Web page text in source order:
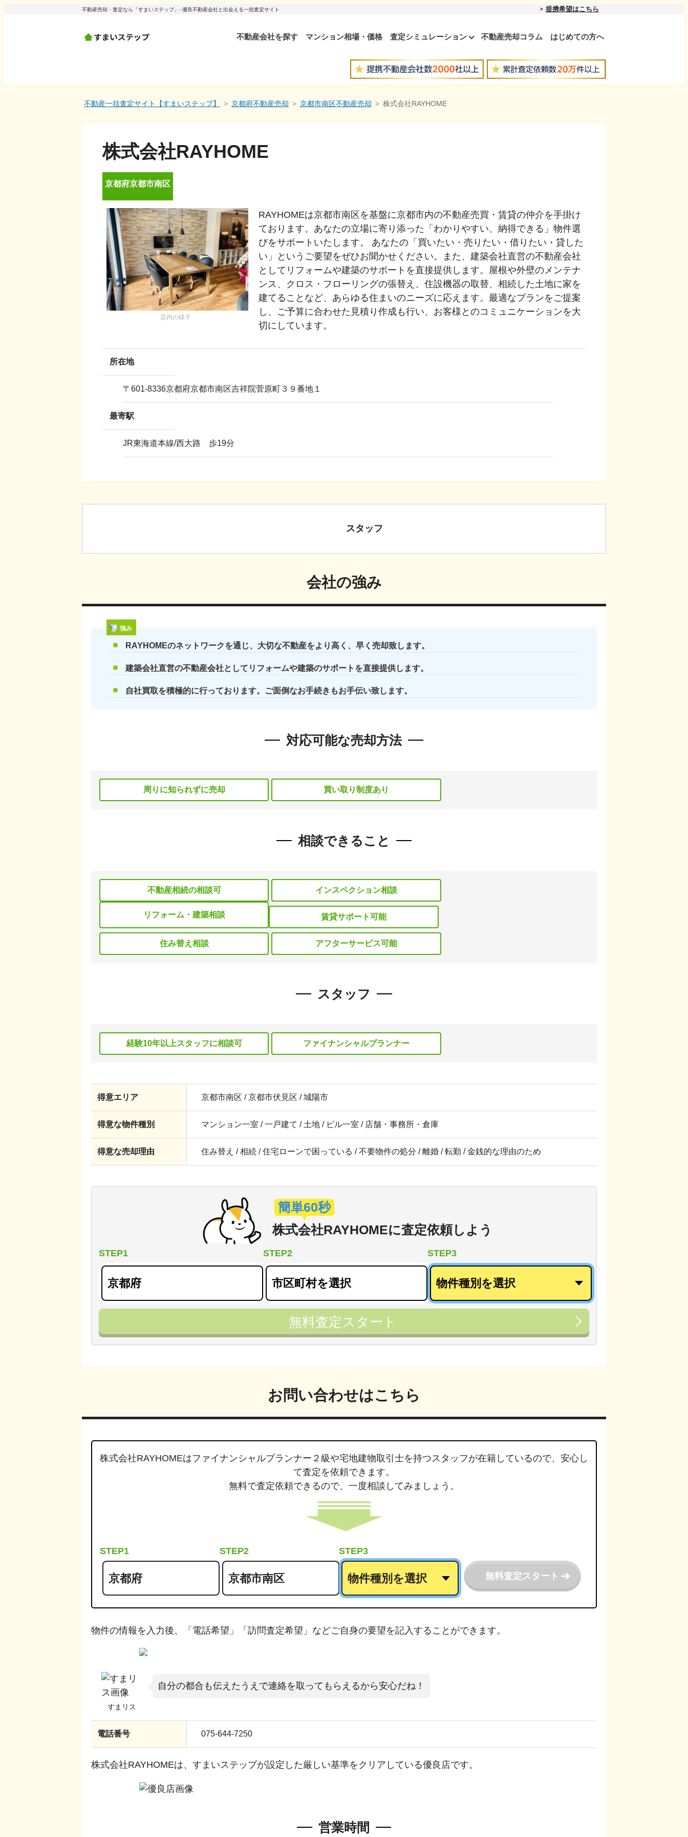
不動産売却・査定なら「すまいステップ」- 優良不動産会社と出会える一括査定サイト 提携希望はこちら
不動産会社を探す マンション相場・価格 査定シミュレーション 不動産売却コラム はじめての方へ
不動産一括査定サイト【すまいステップ】 京都府不動産売却 京都市南区不動産売却 株式会社RAYHOME
株式会社RAYHOME
京都府京都市南区
店内の様子
RAYHOMEは京都市南区を基盤に京都市内の不動産売買・賃貸の仲介を手掛け
ております。あなたの立場に寄り添った「わかりやすい、納得できる」物件選
びをサポートいたします。 あなたの「買いたい・売りたい・借りたい・貸した
い」というご要望をぜひお聞かせください。また、建築会社直営の不動産会社
としてリフォームや建築のサポートを直接提供します。屋根や外壁のメンテナ
ンス、クロス・フローリングの張替え、住設機器の取替、相続した土地に家を
建てることなど、あらゆる住まいのニーズに応えます。最適なプランをご提案
し、ご予算に合わせた見積り作成も行い、お客様とのコミュニケーションを大
切にしています。
所在地
〒 601-8336京都府京都市南区吉祥院菅原町３９番地１
最寄駅
JR東海道本線/西大路 歩19分
スタッフ
会社の強み
強み
RAYHOMEのネットワークを通じ、大切な不動産をより高く、早く売却致します。
建築会社直営の不動産会社としてリフォームや建築のサポートを直接提供します。
自社買取を積極的に行っております。ご面倒なお手続きもお手伝い致します。
対応可能な売却方法
周りに知られずに売却 買い取り制度あり
相談できること
不動産相続の相談可 インスペクション相談
リフォーム・建築相談 賃貸サポート可能
住み替え相談 アフターサービス可能
スタッフ
経験10年以上スタッフに相談可 ファイナンシャルプランナー
得意エリア 京都市南区 / 京都市伏見区 / 城陽市
得意な物件種別 マンション一室 / 一戸建て / 土地 / ビル一室 / 店舗・事務所・倉庫
得意な売却理由 住み替え / 相続 / 住宅ローンで困っている / 不要物件の処分 / 離婚 / 転勤 / 金銭的な理由のため
簡単60秒
株式会社RAYHOMEに査定依頼しよう
STEP1 STEP2 STEP3
無料査定スタート
お問い合わせはこちら
株式会社RAYHOMEはファイナンシャルプランナー２級や宅地建物取引士を持つスタッフが在籍しているので、安心し
て査定を依頼できます。
無料で査定依頼できるので、 一度相談してみましょう。
STEP1 STEP2 STEP3
無料査定スタート
物件の情報を入力後、「電話希望」「訪問査定希望」などご自身の要望を記入することができます。
自分の都合も伝えたうえで連絡を取ってもらえるから安心だね！
電話番号 075-644-7250
株式会社RAYHOMEは、すまいステップが設定した厳しい基準をクリアしている優良店です。
営業時間